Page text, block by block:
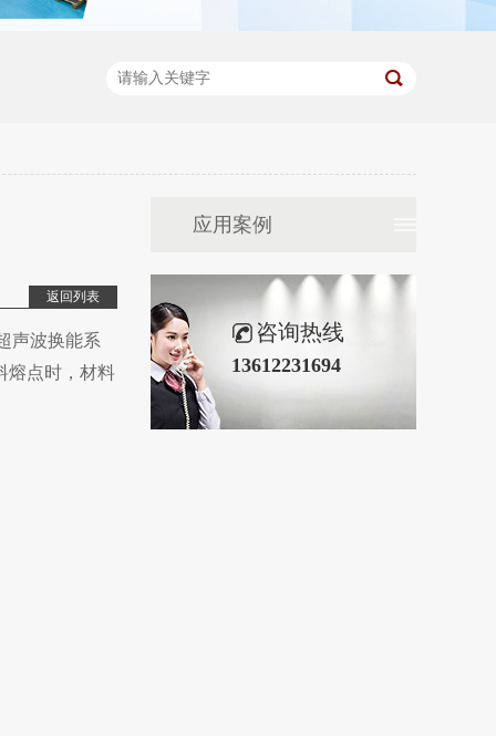
返回列表
声波换能系
熔点时，材料
应用案例
咨询热线
13612231694